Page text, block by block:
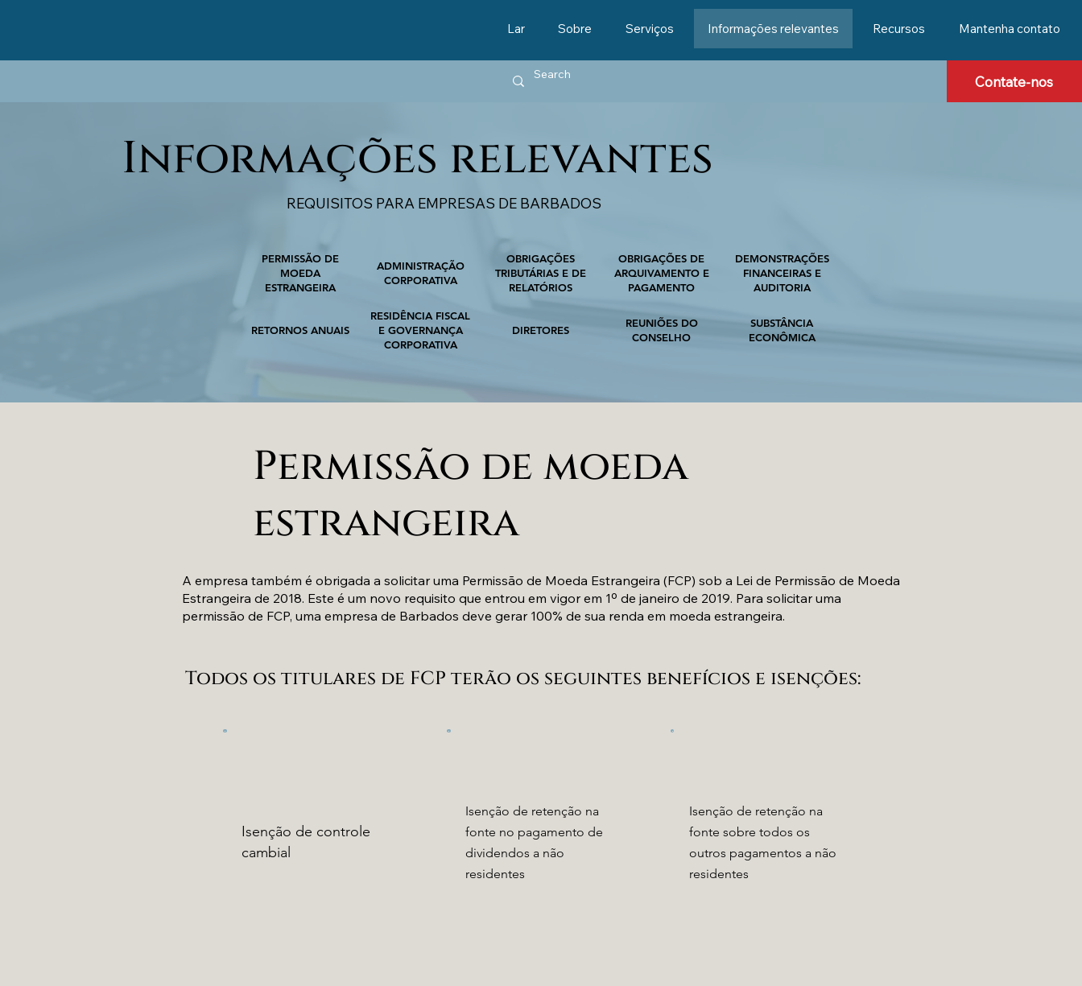
Contate-nos
Lar Sobre Serviços Informações relevantes Recursos Mantenha contato
PERMISSÃO DE
MOEDA
ESTRANGEIRA
ADMINISTRAÇÃO
CORPORATIVA
OBRIGAÇÕES
TRIBUTÁRIAS E DE
RELATÓRIOS
OBRIGAÇÕES DE
ARQUIVAMENTO E
PAGAMENTO
DEMONSTRAÇÕES
FINANCEIRAS E
AUDITORIA
RETORNOS ANUAIS
RESIDÊNCIA FISCAL
E GOVERNANÇA
CORPORATIVA
DIRETORES
REUNIÕES DO
CONSELHO
SUBSTÂNCIA
ECONÔMICA
Informações relevantes
REQUISITOS PARA EMPRESAS DE BARBADOS
Permissão de moeda
estrangeira
A empresa também é obrigada a solicitar uma Permissão de Moeda Estrangeira (FCP) sob a Lei de Permissão de Moeda
Estrangeira de 2018. Este é um novo requisito que entrou em vigor em 1º de janeiro de 2019. Para solicitar uma
permissão de FCP, uma empresa de Barbados deve gerar 100% de sua renda em moeda estrangeira.
Todos os titulares de FCP terão os seguintes benefícios e isenções:
Isenção de controle
cambial
Isenção de retenção na
fonte no pagamento de
dividendos a não
residentes
Isenção de retenção na
fonte sobre todos os
outros pagamentos a não
residentes